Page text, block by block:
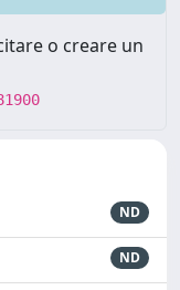
o creare un
ND
ND